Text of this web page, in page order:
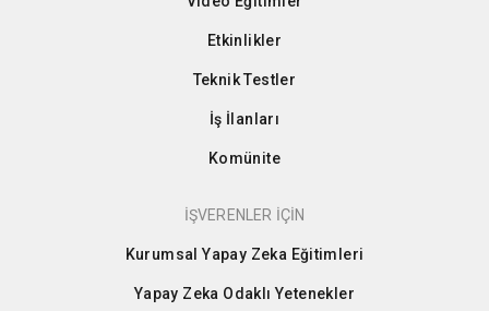
Etkinlikler
Teknik Testler
İş İlanları
Komünite
İŞVERENLER İÇİN
Kurumsal Yapay Zeka Eğitimleri
Yapay Zeka Odaklı Yetenekler